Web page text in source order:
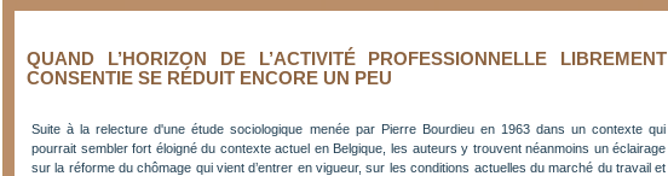
QUAND L’HORIZON DE L’ACTIVITÉ PROFESSIONNELLE LIBREMENT
CONSENTIE SE RÉDUIT ENCORE UN PEU
Suite à la relecture d'une étude sociologique menée par Pierre Bourdieu en 1963 dans un contexte qui
pourrait sembler fort éloigné du contexte actuel en Belgique, les auteurs y trouvent néanmoins un éclairage
sur la réforme du chômage qui vient d’entrer en vigueur, sur les conditions actuelles du marché du travail et